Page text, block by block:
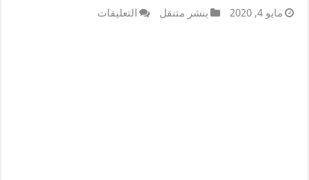
مايو 4, 2020 بنشر متنقل التعليقات